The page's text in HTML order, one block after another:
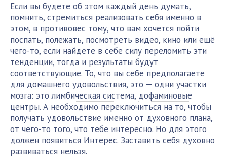
Если вы будете об этом каждый день думать,
помнить, стремиться реализовать себя именно в
этом, в противовес тому, что вам хочется пойти
поспать, полежать, посмотреть видео, кино или ещё
чего-то, если найдёте в себе силу переломить эти
тенденции, тогда и результаты будут
соответствующие. То, что вы себе предполагаете
для домашнего удовольствия, это — одни участки
мозга: этолимбическая система, дофаминовые
центры. А необходимо переключиться на то, чтобы
получать удовольствие именно от духовного плана,
от чего-то того, что тебе интересно. Но для этого
должен появиться Интерес. Заставить себя духовно
развиваться нельзя.